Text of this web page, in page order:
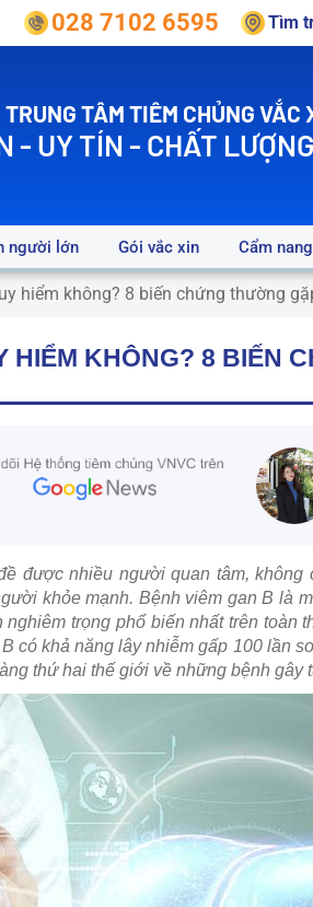
028 7102 6595 Tìm
TRUNG TÂM TIÊM CHỦNG
- UY TÍN - CHẤT
người lớn Gói vắc xin Cẩm nang
hiểm không? 8 biến chứng thường
HIỂM KHÔNG? 8 BIẾN
được nhiều người quan tâm, không
khỏe mạnh. Bệnh viêm gan B là
trọng phổ biến nhất trên toàn
có khả năng lây nhiễm gấp 100 lần
thứ hai thế giới về những bệnh gây